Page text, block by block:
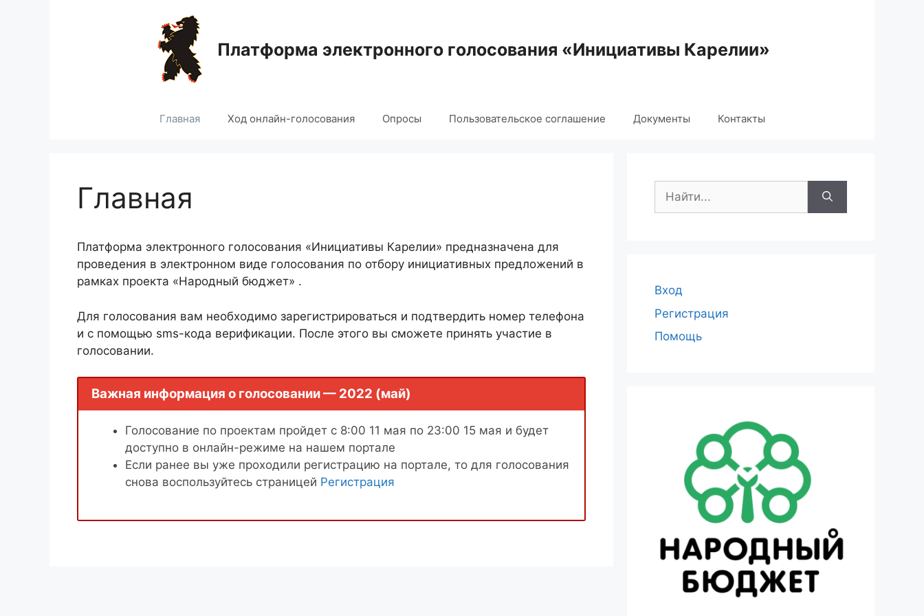
Платформа электронного голосования «Инициативы Карелии»
Главная Ход онлайн-голосования Опросы Пользовательское соглашение Документы Контакты
Главная
Платформа электронного голосования «Инициативы Карелии» предназначена для
проведения в электронном виде голосования по отбору инициативных предложений в
рамках проекта «Народный бюджет» .
Для голосования вам необходимо зарегистрироваться и подтвердить номер телефона
и с помощью sms-кода верификации. После этого вы сможете принять участие в
голосовании.
Важная информация о голосовании — 2022 (май)
Голосование по проектам пройдет с 8:00 11 мая по 23:00 15 мая и будет
доступно в онлайн-режиме на нашем портале
Если ранее вы уже проходили регистрацию на портале, то для голосования
снова воспользуйтесь страницей Регистрация
Поиск:
Вход
Регистрация
Помощь